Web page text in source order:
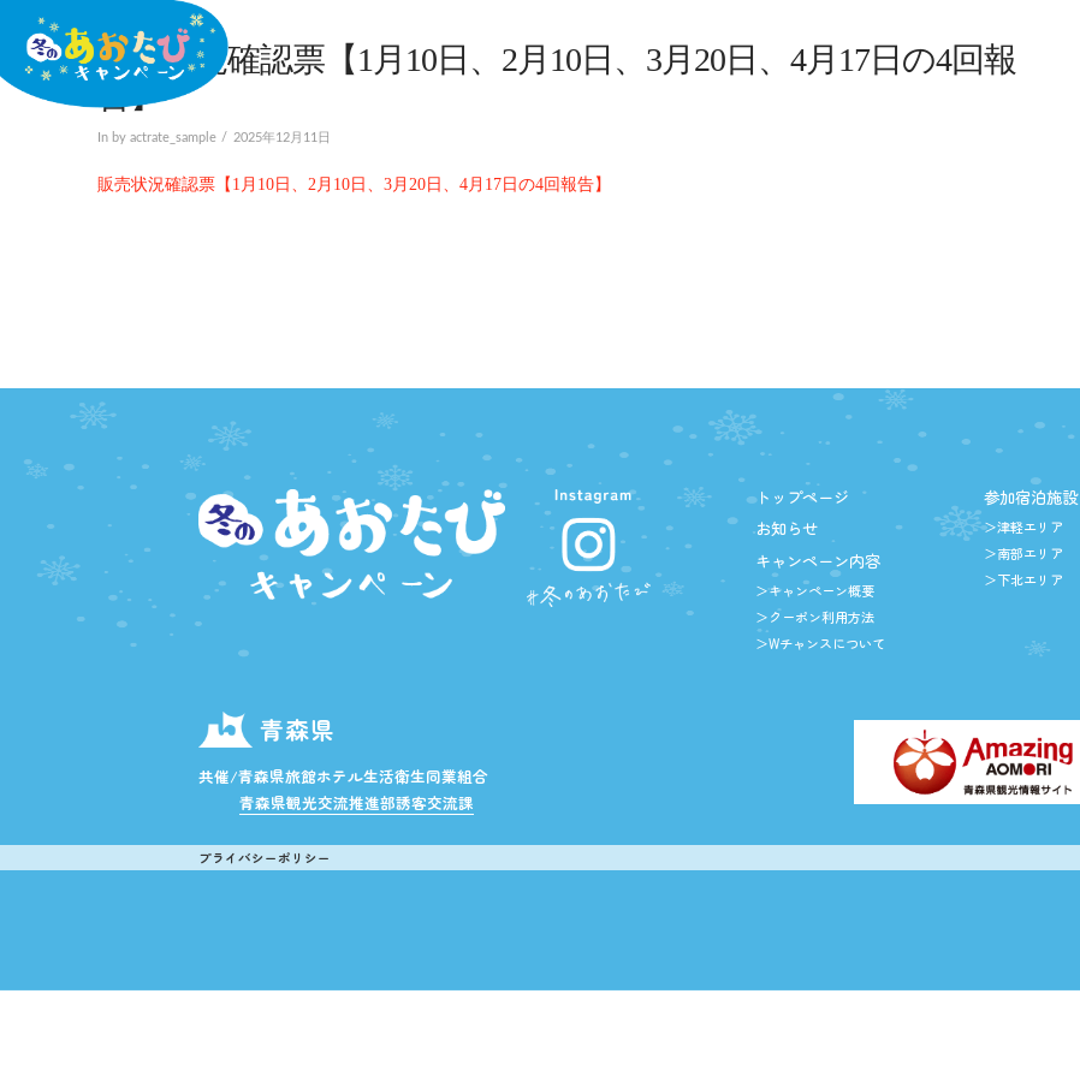
販売状況確認票【1月10日、2月10日、3月20日、4月17日の4回報
告】
In by actrate_sample 2025年12月11日
販売状況確認票【1月10日、2月10日、3月20日、4月17日の4回報告】
トップページ
お知らせ
キャンペーン内容
＞キャンペーン概要
＞クーポン利用方法
＞Wチャンスについて
参加宿泊施設
＞津軽エリア
＞南部エリア
＞下北エリア
青森県
共催/青森県旅館ホテル生活衛生同業組合
青森県観光交流推進部誘客交流課
プライバシーポリシー